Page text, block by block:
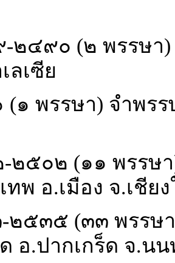
๔๙๐ (๒ พรรษา)
ลเซีย
๑ พรรษา) จำพรร
๕๐๒ (๑๑ พรรษ
ทพ อ.เมือง จ.เชีย
๕๓๕ (๓๓ พรรษ
อ.ปากเกร็ด จ.น